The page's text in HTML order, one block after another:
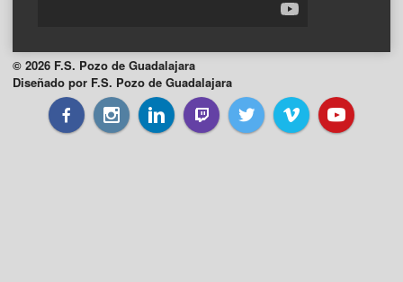
© 2026 F.S. Pozo de Guadalajara
Diseñado por F.S. Pozo de Guadalajara